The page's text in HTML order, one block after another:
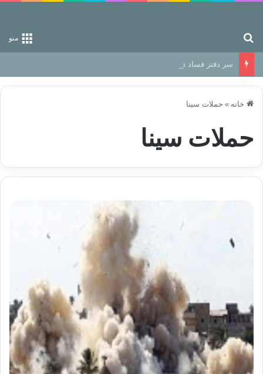
منو
سر دفتر فساد در زمین‌، دوری وکناره‌گیری از راه خداست‌!
خانه » حملات سینا
حملات سینا